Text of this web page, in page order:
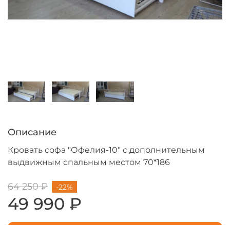
Описание
Кровать софа "Офелия-10" с дополнительным
выдвижным спальным местом 70*186
64 250 ₽
49 990 ₽
-22%